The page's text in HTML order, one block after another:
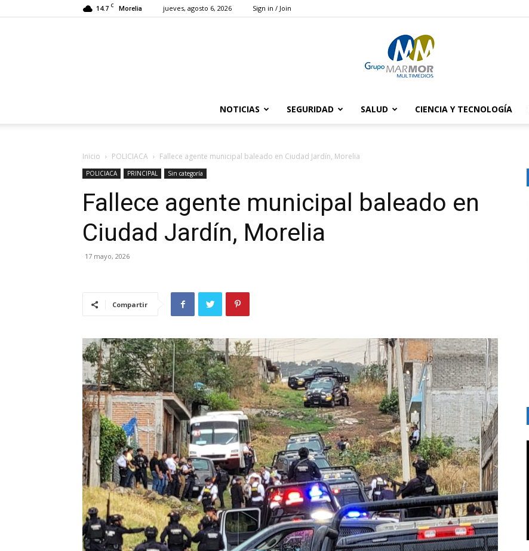
14.7 C Morelia jueves, agosto 6, 2026 Sign in / Join
Marmor
NOTICIAS SEGURIDAD SALUD CIENCIA Y TECNOLOGÍA
Inicio POLICIACA Fallece agente municipal baleado en Ciudad Jardín, Morelia
POLICIACA PRINCIPAL Sin categoría
Fallece agente municipal baleado en
Ciudad Jardín, Morelia
17 mayo, 2026
Compartir